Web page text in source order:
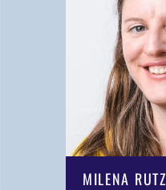
MILENA RUTZ